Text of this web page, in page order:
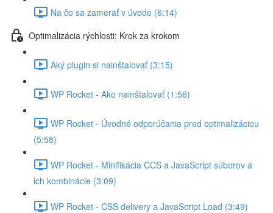
Na čo sa zamerať v úvode (6:14)
Optimalizácia rýchlosti: Krok za krokom
Aký plugin si nainštalovať (3:15)
WP Rocket - Ako nainštalovať (1:56)
WP Rocket - Úvodné odporúčania pred optimalizáciou
(5:58)
WP Rocket - Minifikácia CCS a JavaScript súborov a
ich kombinácie (3:09)
WP Rocket - CSS delivery a JavaScript Load (3:49)